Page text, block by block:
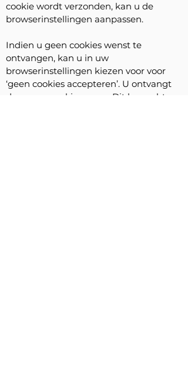
cookie wordt verzonden, kan u de
browserinstellingen aanpassen.
Indien u geen cookies wenst te
ontvangen, kan u in uw
browserinstellingen kiezen voor voor
‘geen cookies accepteren’. U ontvangt
dan geen cookies meer. Dit kan echter